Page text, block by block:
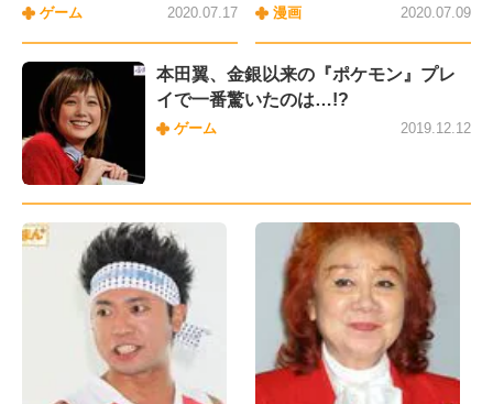
ゲーム 2020.07.17 漫画 2020.07.09
本田翼、金銀以来の『ポケモン』プレ
イで一番驚いたのは…!?
ゲーム 2019.12.12